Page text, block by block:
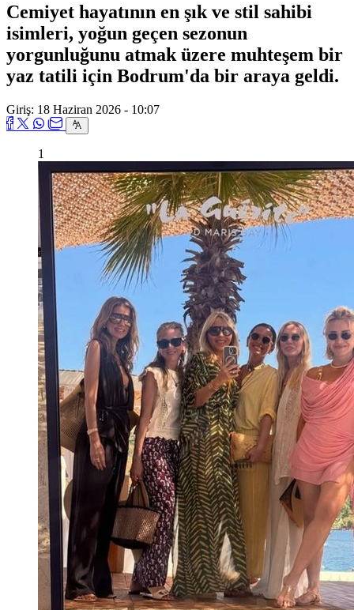
Cemiyet hayatının en şık ve stil sahibi
isimleri, yoğun geçen sezonun
yorgunluğunu atmak üzere muhteşem bir
yaz tatili için Bodrum'da bir araya geldi.
Giriş: 18 Haziran 2026 - 10:07
1